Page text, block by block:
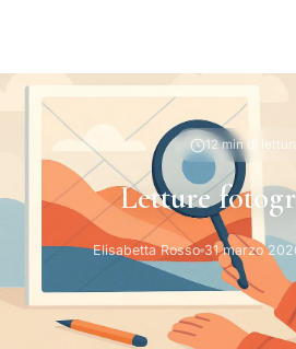
12 min di
Letture
Elisabetta Rosso 31 marzo